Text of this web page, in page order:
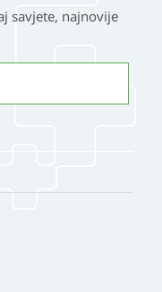
savjete, najnovije